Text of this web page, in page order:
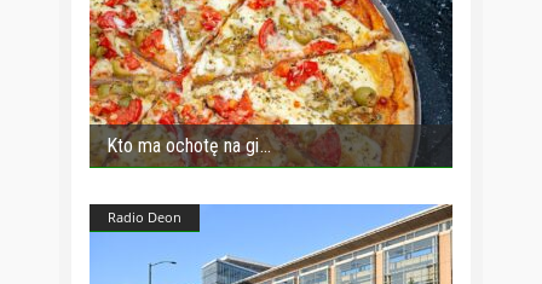
Kto ma ochotę na gi
Radio Deon